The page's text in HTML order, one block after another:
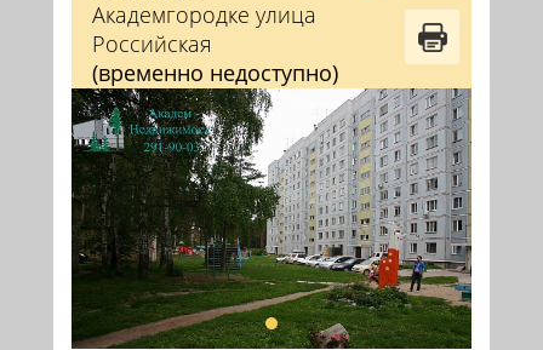
Академгородке улица
Российская
(временно недоступно)